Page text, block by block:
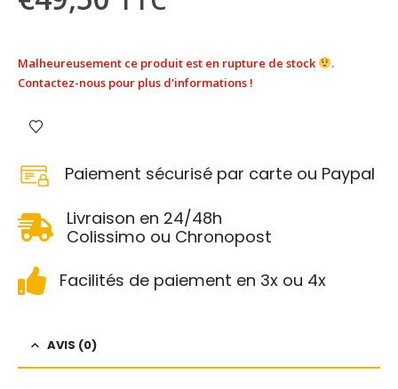
Malheureusement ce produit est en rupture de stock
.
Contactez-nous pour plus d'informations !
Paiement sécurisé par carte ou Paypal
Livraison en 24/48h
Colissimo ou Chronopost
Facilités de paiement en 3x ou 4x
AVIS (0)